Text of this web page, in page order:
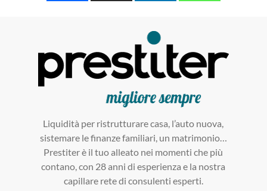
Liquidità per ristrutturare casa, l’auto nuova,
sistemare le finanze familiari, un matrimonio…
Prestiter è il tuo alleato nei momenti che più
contano, con 28 anni di esperienza e la nostra
capillare rete di consulenti esperti.